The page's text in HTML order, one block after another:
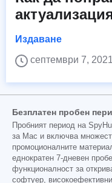
Издаване
септември 7, 2021
Безплатен пробен
Пробният период на
за Mac и включва
промоционалните
еднократен 7-дневен
функционалност за
софтуер,